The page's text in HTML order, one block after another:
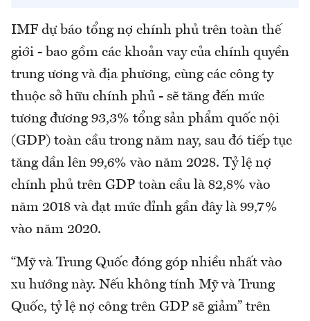
IMF dự báo tổng nợ chính phủ trên toàn thế
giới - bao gồm các khoản vay của chính quyền
trung ương và địa phương, cùng các công ty
thuộc sở hữu chính phủ - sẽ tăng đến mức
tương đương 93,3% tổng sản phẩm quốc nội
(GDP) toàn cầu trong năm nay, sau đó tiếp tục
tăng dần lên 99,6% vào năm 2028. Tỷ lệ nợ
chính phủ trên GDP toàn cầu là 82,8% vào
năm 2018 và đạt mức đỉnh gần đây là 99,7%
vào năm 2020.
“Mỹ và Trung Quốc đóng góp nhiều nhất vào
xu hướng này. Nếu không tính Mỹ và Trung
Quốc, tỷ lệ nợ công trên GDP sẽ giảm” trên